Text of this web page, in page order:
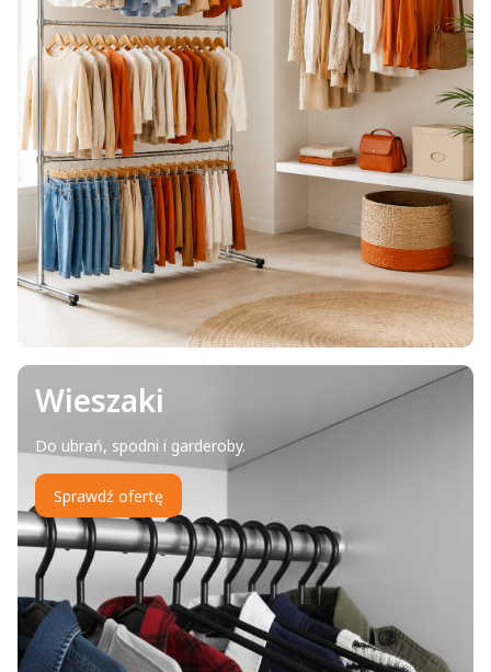
Wieszaki
Do ubrań, spodni i garderoby.
Sprawdź ofertę